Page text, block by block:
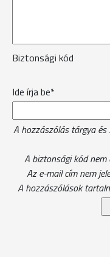
Biztonsági kód
Ide írja be*
A hozzászólás tárgya
A biztonsági kód nem
Az e-mail cím nem
A hozzászólások